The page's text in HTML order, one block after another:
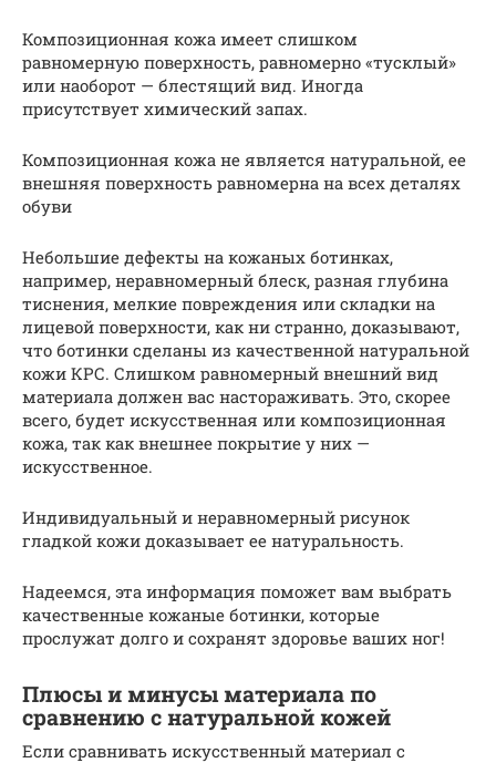
Композиционная кожа имеет слишком
равномерную поверхность, равномерно «тусклый»
или наоборот — блестящий вид. Иногда
присутствует химический запах.
Композиционная кожа не является натуральной, ее
внешняя поверхность равномерна на всех деталях
обуви
Небольшие дефекты на кожаных ботинках,
например, неравномерный блеск, разная глубина
тиснения, мелкие повреждения или складки на
лицевой поверхности, как ни странно, доказывают,
что ботинки сделаны из качественной натуральной
кожи КРС. Слишком равномерный внешний вид
материала должен вас настораживать. Это, скорее
всего, будет искусственная или композиционная
кожа, так как внешнее покрытие у них —
искусственное.
Индивидуальный и неравномерный рисунок
гладкой кожи доказывает ее натуральность.
Надеемся, эта информация поможет вам выбрать
качественные кожаные ботинки, которые
прослужат долго и сохранят здоровье ваших ног!
Плюсы и минусы материала по
сравнению с натуральной кожей
Если сравнивать искусственный материал с